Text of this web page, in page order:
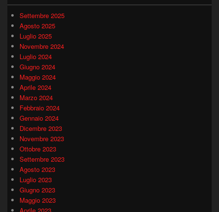
Settembre 2025
Agosto 2025
Luglio 2025
Novembre 2024
Luglio 2024
Giugno 2024
Maggio 2024
Aprile 2024
Marzo 2024
Febbraio 2024
Gennaio 2024
Dicembre 2023
Novembre 2023
Ottobre 2023
Settembre 2023
Agosto 2023
Luglio 2023
Giugno 2023
Maggio 2023